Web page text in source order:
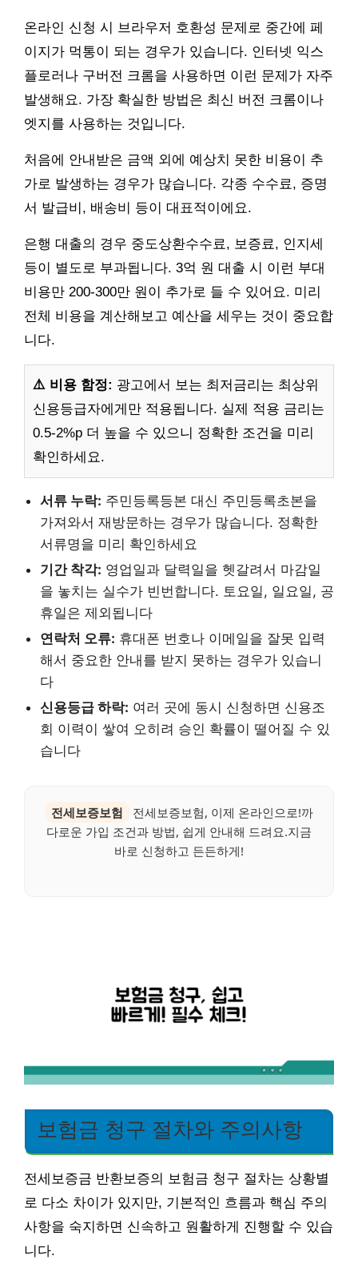
온라인 신청 시 브라우저 호환성 문제로 중간에 페
이지가 먹통이 되는 경우가 있습니다. 인터넷 익스
플로러나 구버전 크롬을 사용하면 이런 문제가 자주
발생해요. 가장 확실한 방법은 최신 버전 크롬이나
엣지를 사용하는 것입니다.
처음에 안내받은 금액 외에 예상치 못한 비용이 추
가로 발생하는 경우가 많습니다. 각종 수수료, 증명
서 발급비, 배송비 등이 대표적이에요.
은행 대출의 경우 중도상환수수료, 보증료, 인지세
등이 별도로 부과됩니다. 3억 원 대출 시 이런 부대
비용만 200-300만 원이 추가로 들 수 있어요. 미리
전체 비용을 계산해보고 예산을 세우는 것이 중요합
니다.
⚠️ 비용 함정: 광고에서 보는 최저금리는 최상위
신용등급자에게만 적용됩니다. 실제 적용 금리는
0.5-2%p 더 높을 수 있으니 정확한 조건을 미리
확인하세요.
서류 누락: 주민등록등본 대신 주민등록초본을
가져와서 재방문하는 경우가 많습니다. 정확한
서류명을 미리 확인하세요
기간 착각: 영업일과 달력일을 헷갈려서 마감일
을 놓치는 실수가 빈번합니다. 토요일, 일요일, 공
휴일은 제외됩니다
연락처 오류: 휴대폰 번호나 이메일을 잘못 입력
해서 중요한 안내를 받지 못하는 경우가 있습니
다
신용등급 하락: 여러 곳에 동시 신청하면 신용조
회 이력이 쌓여 오히려 승인 확률이 떨어질 수 있
습니다
전세보증보험
전세보증보험, 이제 온라인으로!까
다로운 가입 조건과 방법, 쉽게 안내해 드려요.지금
바로 신청하고 든든하게!
보험금 청구 절차와 주의사항
전세보증금 반환보증의 보험금 청구 절차는 상황별
로 다소 차이가 있지만, 기본적인 흐름과 핵심 주의
사항을 숙지하면 신속하고 원활하게 진행할 수 있습
니다.